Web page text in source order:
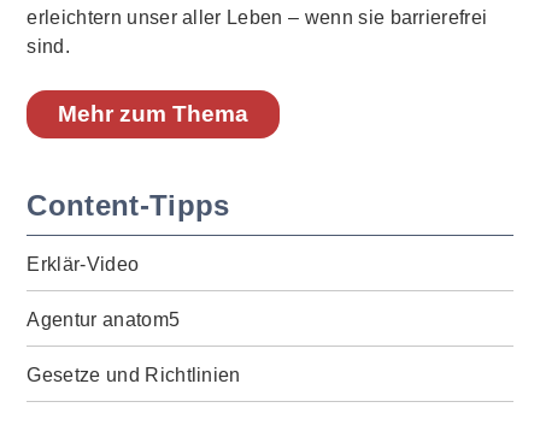
erleichtern unser aller Leben – wenn sie barrierefrei
sind.
Mehr zum Thema
Content-Tipps
Erklär-Video
Agentur anatom5
Gesetze und Richtlinien